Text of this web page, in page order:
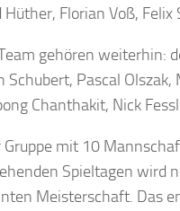
Hüther, Florian Voß,
gehören weiterhin:
Schubert, Pascal
Chanthakit, Nick
Gruppe mit 10
Spieltagen wird
Meisterschaft. Das